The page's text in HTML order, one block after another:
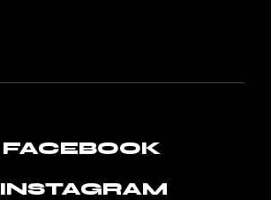
FACEBOOK
INSTAGRAM